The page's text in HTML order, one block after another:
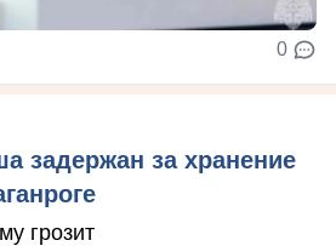
0
задержан за хранение
грозит